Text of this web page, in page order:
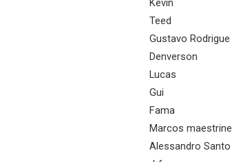
Kevin
Teed
Gustavo Rodrigue
Denverson
Lucas
Gui
Fama
Marcos maestrine
Alessandro Santo